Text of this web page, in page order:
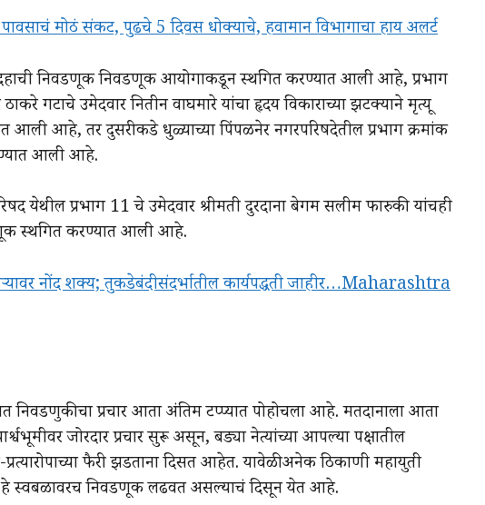
मोठं संकट, पुढचे 5 दिवस धोक्याचे, हवामान विभागाचा हाय अलर्ट
दहाची निवडणूक निवडणूक आयोगाकडून स्थगित करण्यात आली आहे, प्रभाग
गटाचे उमेदवार नितीन वाघमारे यांचा हृदय विकाराच्या झटक्याने मृत्यू
आली आहे, तर दुसरीकडे धुळ्याच्या पिंपळनेर नगरपरिषदेतील प्रभाग क्रमांक
आली आहे.
येथील प्रभाग 11 चे उमेदवार श्रीमती दुरदाना बेगम सलीम फारुकी यांचही
स्थगित करण्यात आली आहे.
नोंद शक्य; तुकडेबंदीसंदर्भातील कार्यपद्धती जाहीर…Maharashtra
निवडणुकीचा प्रचार आता अंतिम टप्प्यात पोहोचला आहे. मतदानाला आता
जोरदार प्रचार सुरू असून, बड्या नेत्यांच्या आपल्या पक्षातील
फैरी झडताना दिसत आहेत. यावेळी अनेक ठिकाणी महायुती
स्वबळावरच निवडणूक लढवत असल्याचं दिसून येत आहे.